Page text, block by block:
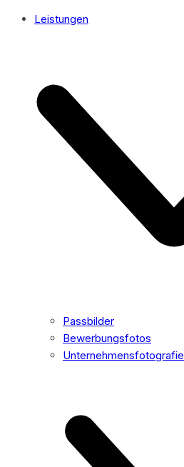
Leistungen
Passbilder
Bewerbungsfotos
Unternehmensfotografie